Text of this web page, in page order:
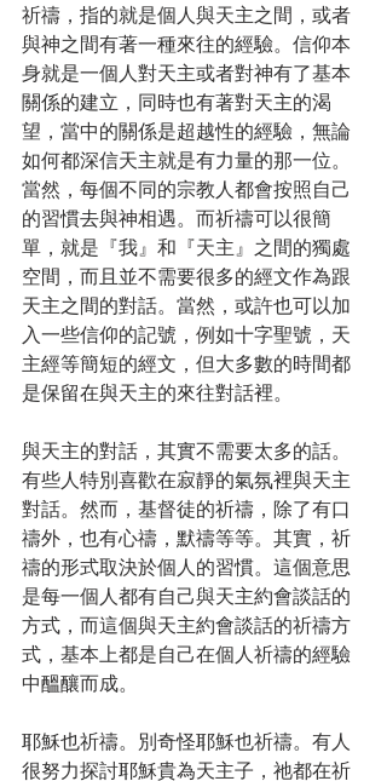
祈禱，指的就是個人與天主之間，或者
與神之間有著一種來往的經驗。信仰本
身就是一個人對天主或者對神有了基本
關係的建立，同時也有著對天主的渴
望，當中的關係是超越性的經驗，無論
如何都深信天主就是有力量的那一位。
當然，每個不同的宗教人都會按照自己
的習慣去與神相遇。而祈禱可以很簡
單，就是『我』和『天主』之間的獨處
空間，而且並不需要很多的經文作為跟
天主之間的對話。當然，或許也可以加
入一些信仰的記號，例如十字聖號，天
主經等簡短的經文，但大多數的時間都
是保留在與天主的來往對話裡。
與天主的對話，其實不需要太多的話。
有些人特別喜歡在寂靜的氣氛裡與天主
對話。然而，基督徒的祈禱，除了有口
禱外，也有心禱，默禱等等。其實，祈
禱的形式取決於個人的習慣。這個意思
是每一個人都有自己與天主約會談話的
方式，而這個與天主約會談話的祈禱方
式，基本上都是自己在個人祈禱的經驗
中醞釀而成。
耶穌也祈禱。別奇怪耶穌也祈禱。有人
很努力探討耶穌貴為天主子，祂都在祈